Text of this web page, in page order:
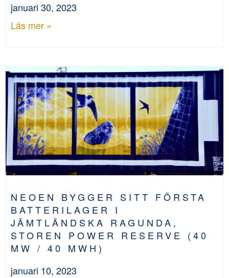
januari 30, 2023
Läs mer »
NEOEN BYGGER SITT FÖRSTA
BATTERILAGER I
JÄMTLÄNDSKA RAGUNDA,
STOREN POWER RESERVE (40
MW / 40 MWH)
januari 10, 2023